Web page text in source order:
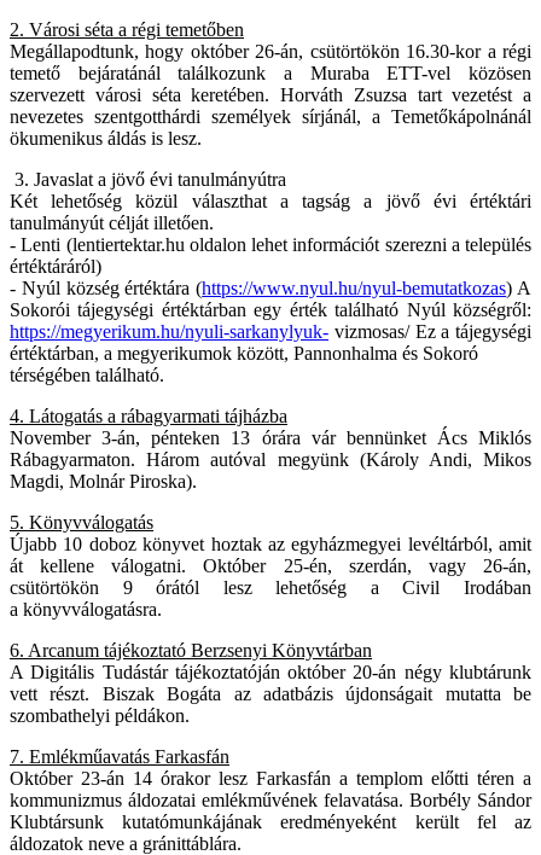
2. Városi séta a régi temetőben
Megállapodtunk, hogy október 26-án, csütörtökön 16.30-kor a régi
temető bejáratánál találkozunk a Muraba ETT-vel közösen
szervezett városi séta keretében. Horváth Zsuzsa tart vezetést a
nevezetes szentgotthárdi személyek sírjánál, a Temetőkápolnánál
ökumenikus áldás is lesz.
3. Javaslat a jövő évi tanulmányútra
Két lehetőség közül választhat a tagság a jövő évi értéktári
tanulmányút célját illetően.
- Lenti (lentiertektar.hu oldalon lehet információt szerezni a település
értéktáráról)
- Nyúl község értéktára (https://www.nyul.hu/nyul-bemutatkozas) A
Sokorói tájegységi értéktárban egy érték található Nyúl községről:
https://megyerikum.hu/nyuli-sarkanylyuk- vizmosas/ Ez a tájegységi
értéktárban, a megyerikumok között, Pannonhalma és Sokoró
térségében található.
4. Látogatás a rábagyarmati tájházba
November 3-án, pénteken 13 órára vár bennünket Ács Miklós
Rábagyarmaton. Három autóval megyünk (Károly Andi, Mikos
Magdi, Molnár Piroska).
5. Könyvválogatás
Újabb 10 doboz könyvet hoztak az egyházmegyei levéltárból, amit
át kellene válogatni. Október 25-én, szerdán, vagy 26-án,
csütörtökön 9 órától lesz lehetőség a Civil Irodában
a könyvválogatásra.
6. Arcanum tájékoztató Berzsenyi Könyvtárban
A Digitális Tudástár tájékoztatóján október 20-án négy klubtárunk
vett részt. Biszak Bogáta az adatbázis újdonságait mutatta be
szombathelyi példákon.
7. Emlékműavatás Farkasfán
Október 23-án 14 órakor lesz Farkasfán a templom előtti téren a
kommunizmus áldozatai emlékművének felavatása. Borbély Sándor
Klubtársunk kutatómunkájának eredményeként került fel az
áldozatok neve a gránittáblára.